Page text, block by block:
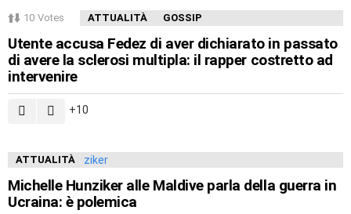
10 Votes ATTUALITÀ GOSSIP
Utente accusa Fedez di aver dichiarato in passato
di avere la sclerosi multipla: il rapper costretto ad
intervenire
10
ATTUALITÀ
Michelle Hunziker alle Maldive parla della guerra in
Ucraina: è polemica